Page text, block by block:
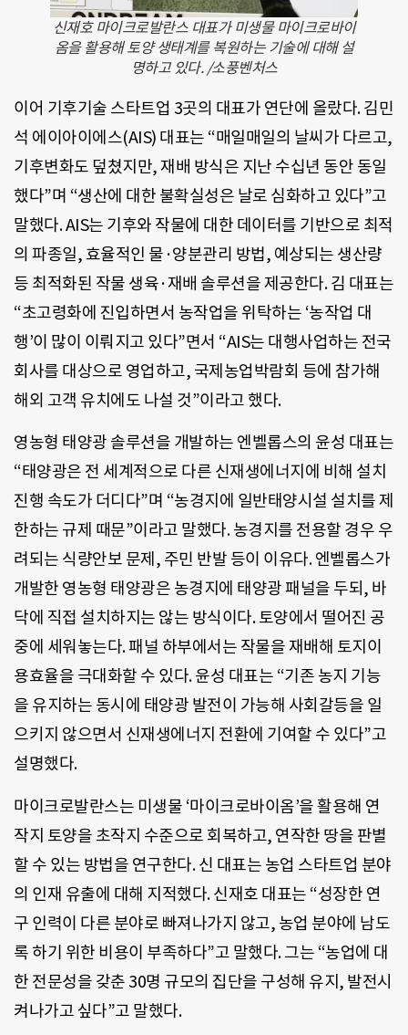
신재호 마이크로발란스 대표가 미생물 마이크로바이
옴을 활용해 토양 생태계를 복원하는 기술에 대해 설
명하고 있다. /소풍벤처스
이어 기후기술 스타트업 3곳의 대표가 연단에 올랐다. 김민
석 에이아이에스(AIS) 대표는 “매일매일의 날씨가 다르고,
기후변화도 덮쳤지만, 재배 방식은 지난 수십년 동안 동일
했다”며 “생산에 대한 불확실성은 날로 심화하고 있다”고
말했다. AIS는 기후와 작물에 대한 데이터를 기반으로 최적
의 파종일, 효율적인 물·양분관리 방법, 예상되는 생산량
등 최적화된 작물 생육·재배 솔루션을 제공한다. 김 대표는
“초고령화에 진입하면서 농작업을 위탁하는 ‘농작업 대
행’이 많이 이뤄지고 있다”면서 “AIS는 대행사업하는 전국
회사를 대상으로 영업하고, 국제농업박람회 등에 참가해
해외 고객 유치에도 나설 것”이라고 했다.
영농형 태양광 솔루션을 개발하는 엔벨롭스의 윤성 대표는
“태양광은 전 세계적으로 다른 신재생에너지에 비해 설치
진행 속도가 더디다”며 “농경지에 일반태양시설 설치를 제
한하는 규제 때문”이라고 말했다. 농경지를 전용할 경우 우
려되는 식량안보 문제, 주민 반발 등이 이유다. 엔벨롭스가
개발한 영농형 태양광은 농경지에 태양광 패널을 두되, 바
닥에 직접 설치하지는 않는 방식이다. 토양에서 떨어진 공
중에 세워놓는다. 패널 하부에서는 작물을 재배해 토지이
용효율을 극대화할 수 있다. 윤성 대표는 “기존 농지 기능
을 유지하는 동시에 태양광 발전이 가능해 사회갈등을 일
으키지 않으면서 신재생에너지 전환에 기여할 수 있다”고
설명했다.
마이크로발란스는 미생물 ‘마이크로바이옴’을 활용해 연
작지 토양을 초작지 수준으로 회복하고, 연작한 땅을 판별
할 수 있는 방법을 연구한다. 신 대표는 농업 스타트업 분야
의 인재 유출에 대해 지적했다. 신재호 대표는 “성장한 연
구 인력이 다른 분야로 빠져나가지 않고, 농업 분야에 남도
록 하기 위한 비용이 부족하다”고 말했다. 그는 “농업에 대
한 전문성을 갖춘 30명 규모의 집단을 구성해 유지, 발전시
켜나가고 싶다”고 말했다.